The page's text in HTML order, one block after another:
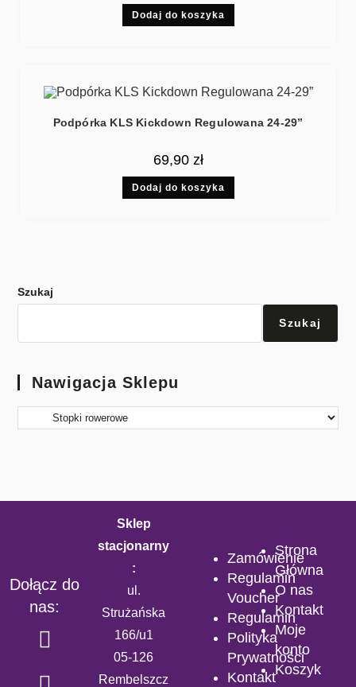
Dodaj do koszyka
Podpórka KLS Kickdown Regulowana 24-29”
69,90 zł
Dodaj do koszyka
Szukaj
Szukaj
Nawigacja Sklepu
Dołącz do
nas:
Sklep
stacjonarny
:
ul.
Strużańska
166/u1
05-126
Rembelszcz
Zamówienie
Regulamin
Voucher
Regulamin
Polityka
Prywatności
Kontakt
Strona
Główna
O nas
Kontakt
Moje
konto
Koszyk